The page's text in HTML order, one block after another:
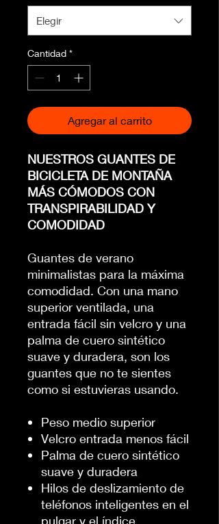
Elegir
Cantidad *
Agregar al carrito
NUESTROS GUANTES DE
BICICLETA DE MONTAÑA
MÁS CÓMODOS CON
TRANSPIRABILIDAD Y
COMODIDAD
Guantes de verano
minimalistas para la máxima
comodidad. Con una mano
superior ventilada, una
entrada fácil sin velcro y una
palma de cuero sintético
suave y duradera, son los
guantes que no te sientes
como si estuvieras usando.
Peso medio superior
Velcro entrada menos fácil
Palma de cuero sintético
suave y duradera
Hilos de deslizamiento de
teléfonos inteligentes en el
pulgar y el índice